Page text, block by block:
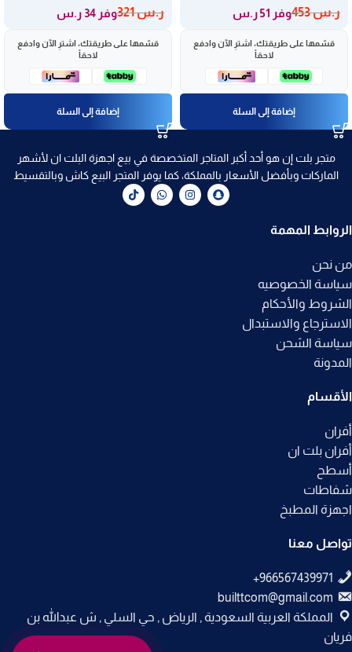
ر.س453 وفر 51 ر.س
قسّمها على طريقتك، اشترِ الآن وادفع
لاحقاً
إضافة إلى السلة
ر.س321 وفر 34 ر.س
قسّمها على طريقتك، اشترِ الآن وادفع
لاحقاً
إضافة إلى السلة
متجر بلت إن هو أحد أكبر المتاجر المتخصصة في بيع اجهزة البلت ان لأشهر
الماركات وبأفضل الأسعار بالمملكة، كما يوفر المتجر البيع كاش وبالتقسيط
الروابط المهمة
من نحن
سياسة الخصوصيه
الشروط والأحكام
الاسترجاع والاستبدال
سياسة الشحن
المدونة
الأقسام
أفران
أفران بلت ان
أسطح
شفاطات
اجهزة المطبخ
تواصل معنا
builttcom@gmail.com
المملكة العربية السعودية , الرياض , حي السلي , ش عبدالله بن
فريان